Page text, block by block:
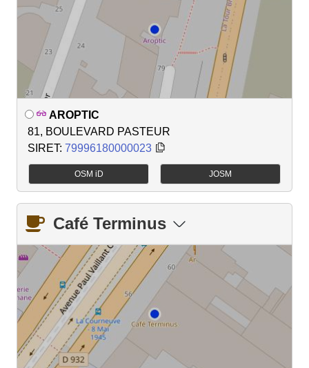
AROPTIC
81, BOULEVARD PASTEUR
SIRET: 79996180000023
OSM iD JOSM
Café Terminus